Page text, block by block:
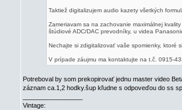
Taktiež digitalizujem audio kazety všetkých
Zameriavam sa na zachovanie maximálnej
štúdiové ADC/DAC prevodníky, u videa
Nechajte si zdigitalizovať vaše spomienky, ktoré
V prípade záujmu ma kontaktujte na t.č. 0915-
Potreboval by som prekopirovať jednu master video
záznam ca.1,2 hodky.šup kľudne s odpoveďou do ss
Vintage: